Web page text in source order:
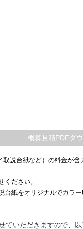
説台紙など）の料金が含
ださい。
紙をオリジナルでカラー
いただきますので、以